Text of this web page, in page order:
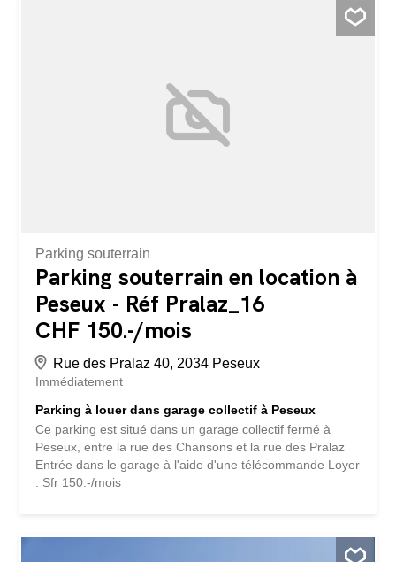
Parking souterrain
Parking souterrain en location à
Peseux - Réf Pralaz_16
CHF 150.-/mois
Rue des Pralaz 40, 2034 Peseux
Immédiatement
Parking à louer dans garage collectif à Peseux
Ce parking est situé dans un garage collectif fermé à
Peseux, entre la rue des Chansons et la rue des Pralaz
Entrée dans le garage à l'aide d'une télécommande Loyer
: Sfr 150.-/mois